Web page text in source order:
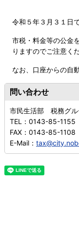
令和５年３月３１日
市税・料金等の公金
りますのでご注意く
なお、口座からの自
問い合わせ
市民生活部 税務グル
TEL： 0143-85-1155
FAX： 0143-85-1108
E-Mail：